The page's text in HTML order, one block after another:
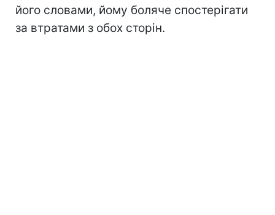
його словами, йому боляче спостерігати
за втратами з обох сторін.